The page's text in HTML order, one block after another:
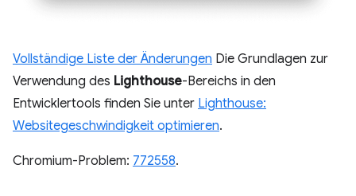
Vollständige Liste der Änderungen Die Grundlagen zur
Verwendung des Lighthouse-Bereichs in den
Entwicklertools finden Sie unter Lighthouse:
Websitegeschwindigkeit optimieren.
Chromium-Problem: 772558.